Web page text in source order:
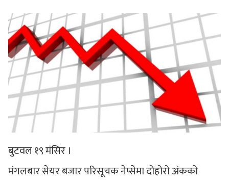
बुटवल १९ मंसिर ।
मंगलबार सेयर बजार परिसूचक नेप्सेमा दोहोरो अंकको